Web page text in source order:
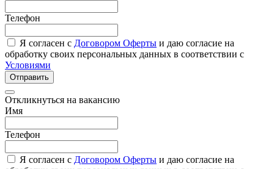
Телефон
Я согласен с Договором Оферты и даю согласие на
обработку своих персональных данных в соответствии с
Условиями
Отправить
Откликнуться на вакансию
Имя
Телефон
Я согласен с Договором Оферты и даю согласие на